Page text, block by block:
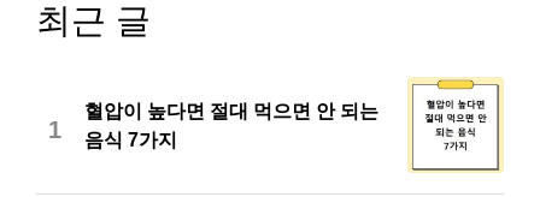
최근 글
1
혈압이 높다면 절대 먹으면 안 되는
음식 7가지